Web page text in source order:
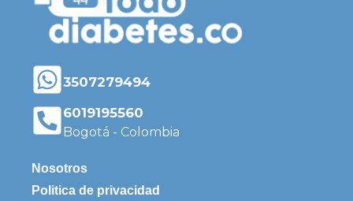
3507279494
6019195560
Bogotá - Colombia
Nosotros
Politica de privacidad